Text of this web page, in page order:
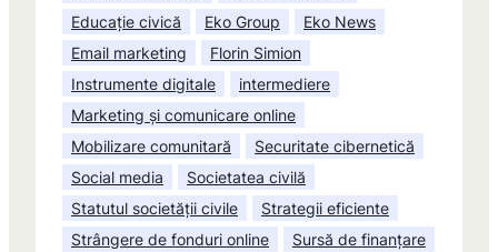
Educație civică
Eko Group
Eko News
Email marketing
Florin Simion
Instrumente digitale
intermediere
Marketing și comunicare online
Mobilizare comunitară
Securitate cibernetică
Social media
Societatea civilă
Statutul societății civile
Strategii eficiente
Strângere de fonduri online
Sursă de finanțare